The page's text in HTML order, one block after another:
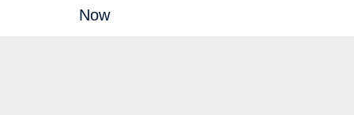
Now